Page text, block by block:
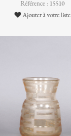
Référence : 15510
Ajouter à votre liste